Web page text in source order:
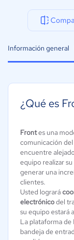
Información general
¿Qué es
Frontes una
comunicación
encuentre
equipo realizar
generar una
clientes.
Usted logrará
electrónicodel
su equipo estará
La plataforma de
bandeja de